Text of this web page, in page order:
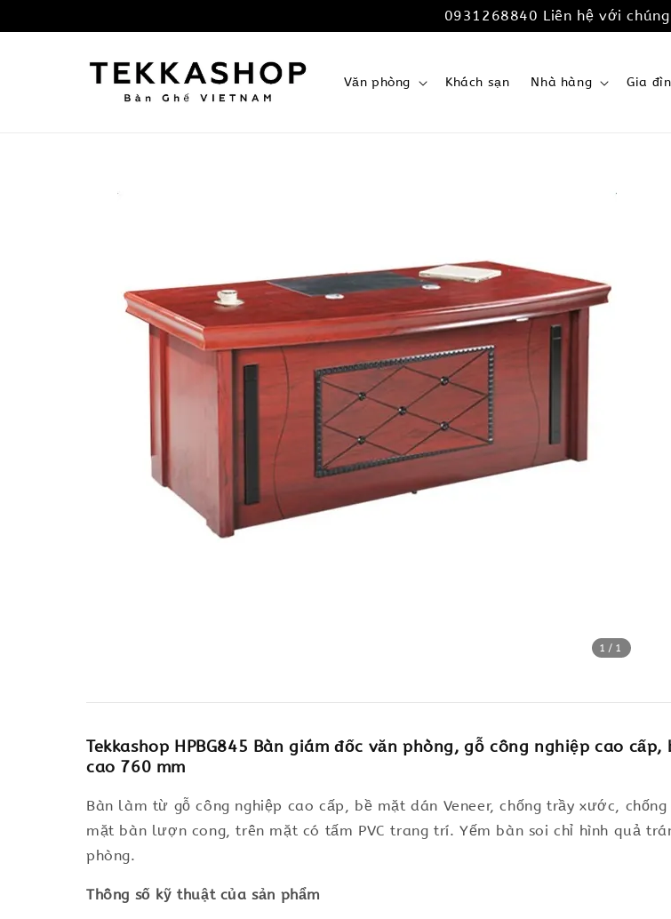
0931268840 Liên hệ với
Văn phòng Khách sạn Nhà hàng Gia
1 /1
Tekkashop HPBG845 Bàn giám đốc văn phòng, gỗ công nghiệp cao
cao 760 mm
Bàn làm từ gỗ công nghiệp cao cấp, bề mặt dán Veneer, chống trầy xước,
mặt bàn lượn cong, trên mặt có tấm PVC trang trí. Yếm bàn soi chỉ hình quả
phòng.
Thông số kỹ thuật của sản phẩm